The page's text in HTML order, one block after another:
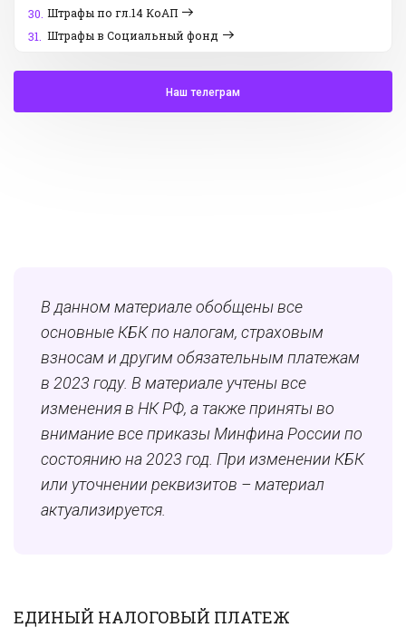
30. Штрафы по гл.14 КоАП
31. Штрафы в Социальный фонд
Наш телеграм
В данном материале обобщены все
основные КБК по налогам, страховым
взносам и другим обязательным платежам
в 2023 году. В материале учтены все
изменения в НК РФ, а также приняты во
внимание все приказы Минфина России по
состоянию на 2023 год. При изменении КБК
или уточнении реквизитов – материал
актуализируется.
ЕДИНЫЙ НАЛОГОВЫЙ ПЛАТЕЖ